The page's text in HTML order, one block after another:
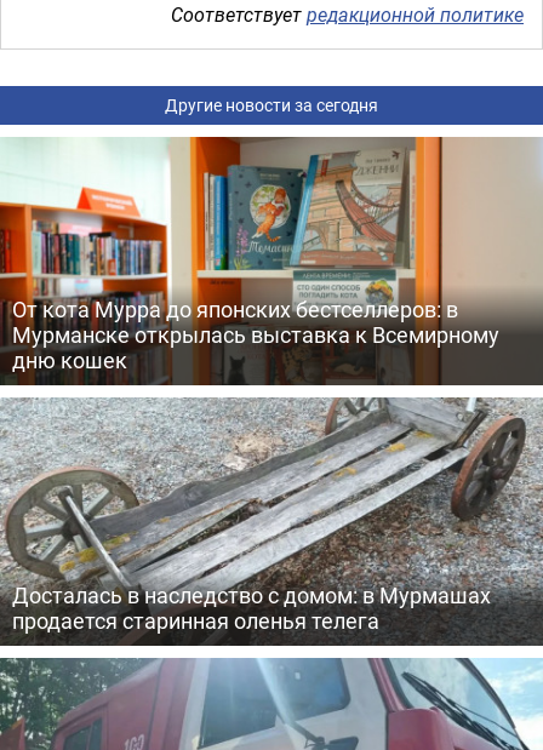
Соответствуетредакционной политике
Другие новости за сегодня
От кота Мурра до японских бестселлеров: в
Мурманске открылась выставка к Всемирному
дню кошек
Досталась в наследство с домом: в Мурмашах
продается старинная оленья телега